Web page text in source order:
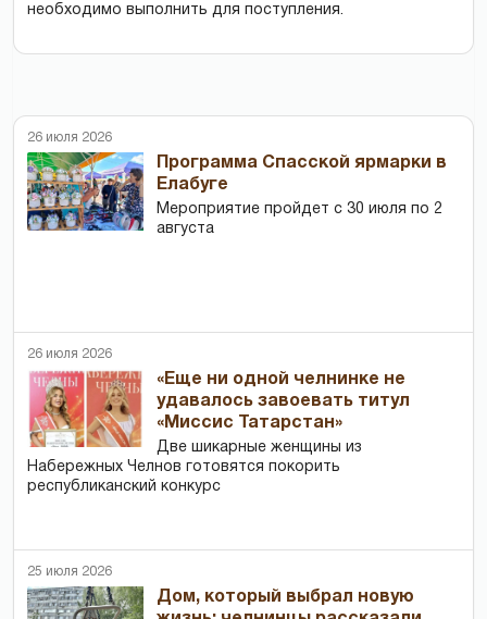
необходимо выполнить для поступления.
26 июля 2026
Программа Спасской ярмарки в
Елабуге
Мероприятие пройдет с 30 июля по 2
августа
26 июля 2026
«Еще ни одной челнинке не
удавалось завоевать титул
«Миссис Татарстан»
Две шикарные женщины из
Набережных Челнов готовятся покорить
республиканский конкурс
25 июля 2026
Дом, который выбрал новую